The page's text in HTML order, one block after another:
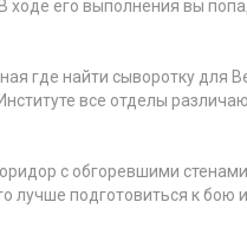
ходе его выполнения вы
где найти сыворотку для
все отделы
с обгоревшими
лучше подготовиться к бою